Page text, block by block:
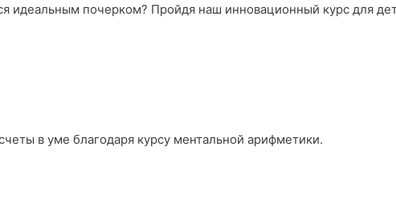
идеальным почерком? Пройдя наш инновационный курс для
в уме благодаря курсу ментальной арифметики.